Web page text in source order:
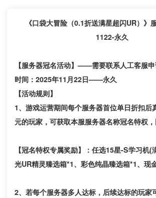
《口袋大冒险（0.1折送满星超闪UR） 》
1122-永久
【服务器冠名活动】 ——需要联系人工客服
时间： 2025年11 月22日——永久
【活动规则】
1、 游戏运营期间每个服务器首位单日折扣后
元的玩家，可获取本服服务器名称冠名特权，
【冠名特权专属奖励】： 任选15星-S学习机(
光UR精灵臻选箱*1、彩色纯晶臻选箱*1、现
2、 若每个服务器多人达标，后续达标的玩家